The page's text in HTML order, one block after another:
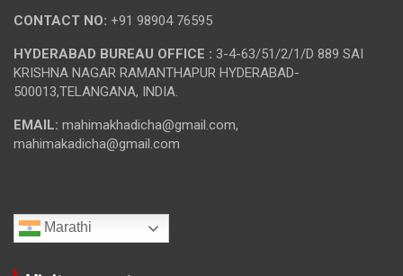
CONTACT NO: +91 98904 76595
HYDERABAD BUREAU OFFICE : 3-4-63/51/2/1/D 889 SAI
KRISHNA NAGAR RAMANTHAPUR HYDERABAD-
500013,TELANGANA, INDIA.
EMAIL: mahimakhadicha@gmail.com,
mahimakadicha@gmail.com
Marathi